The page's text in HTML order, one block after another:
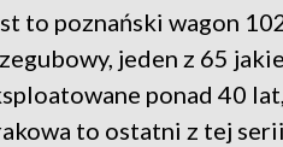
to poznański wagon
jeden z 65
ponad 40
to ostatni z tej